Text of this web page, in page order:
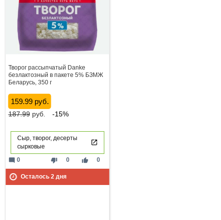
Творог рассыпчатый Danke
безлактозный в пакете 5% БЗМЖ
Беларусь, 350 г
159.99 руб.
187.99руб. -15%
Сыр, творог, десерты
сырковые
thumb_down 0 thumb_up 0
mode_comment 0
Осталось 2 дня